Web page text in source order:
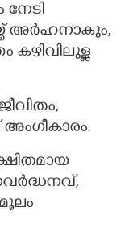
അർഹനാകും,
കഴിവിലുള്ള